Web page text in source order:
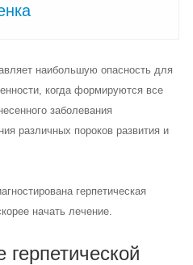
наибольшую опасность для
когда формируются все
заболевания
различных пороков развития и
герпетическая
начать лечение.
герпетической